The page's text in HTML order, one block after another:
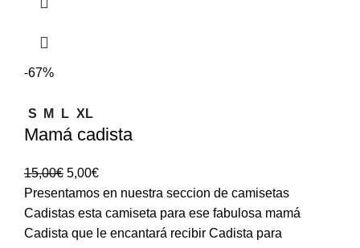
-67%
S M L XL
Mamá cadista
15,00€ 5,00€
Presentamos en nuestra seccion de camisetas
Cadistas esta camiseta para ese fabulosa mamá
Cadista que le encantará recibir Cadista para